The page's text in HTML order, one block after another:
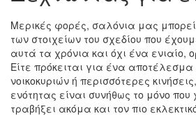
Μερικές φορές, σαλόνια μας
των στοιχείων του σχεδίου που
αυτά τα χρόνια και όχι ένα ενιαίο,
Είτε πρόκειται για ένα
νοικοκυριών ή περισσότερες
ενότητας είναι συνήθως το μόνο που
τραβήξει ακόμα και τον πιο